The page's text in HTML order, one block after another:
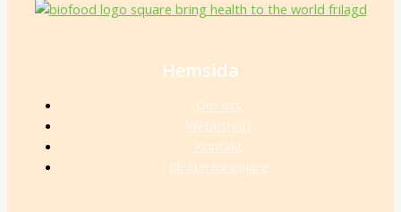
Hemsida
Om oss
Webbshop
Kontakt
Bli återförsäljare